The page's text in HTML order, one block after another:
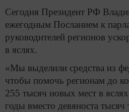
Сегодня Президент РФ
ежегодным Посланием к
руководителей регионов
в яслях.
«Мы выделили средства из
чтобы помочь регионам до
255 тысяч новых мест в
годы вместо девяноста тысяч